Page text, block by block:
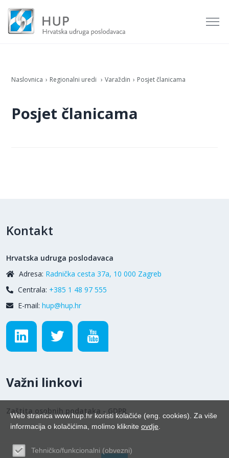
Naslovnica Regionalni uredi Varaždin Posjet članicama
Posjet članicama
Kontakt
Hrvatska udruga poslodavaca
Adresa: Radnička cesta 37a, 10 000 Zagreb
Centrala: +385 1 48 97 555
E-mail: hup@hup.hr
Važni linkovi
Zaštita osobnih podataka - GDPR
Web stranica www.hup.hr koristi kolačiće (eng. cookies). Za više
informacija o kolačićima, molimo kliknite ovdje
Tehničko/funkcionalni (obvezni)